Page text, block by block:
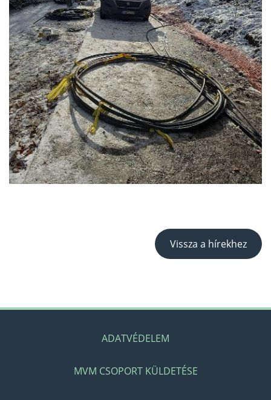
Vissza a hírekhez
ADATVÉDELEM
MVM CSOPORT KÜLDETÉSE